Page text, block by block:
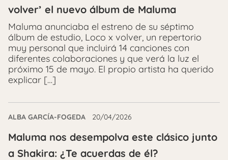
volver’ el nuevo álbum de Maluma
Maluma anunciaba el estreno de su séptimo
álbum de estudio, Loco x volver, un repertorio
muy personal que incluirá 14 canciones con
diferentes colaboraciones y que verá la luz el
próximo 15 de mayo. El propio artista ha querido
explicar […]
ALBA GARCÍA-FOGEDA 20/04/2026
Maluma nos desempolva este clásico junto
a Shakira: ¿Te acuerdas de él?